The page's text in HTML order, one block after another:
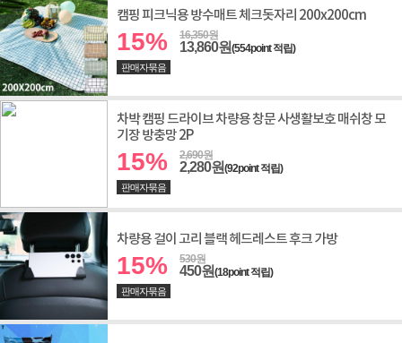
캠핑 피크닉용 방수매트 체크돗자리 200x200cm
15% 16,350원
13,860원(554point 적립)
판매자묶음
차박 캠핑 드라이브 차량용 창문 사생활보호 매쉬창 모
기장 방충망 2P
15% 2,690원
2,280원(92point 적립)
판매자묶음
차량용 걸이 고리 블랙 헤드레스트 후크 가방
15% 530원
450원(18point 적립)
판매자묶음